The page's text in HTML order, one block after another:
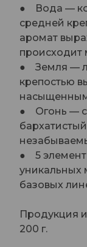
● Вода —
средней
аромат
происходит
● Земля —
крепостью
● Огонь —
● 5 элемент
уникальных
базовых
Продукция
200 г.